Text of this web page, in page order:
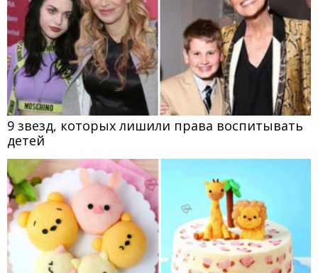
9 звезд, которых лишили права воспитывать
детей